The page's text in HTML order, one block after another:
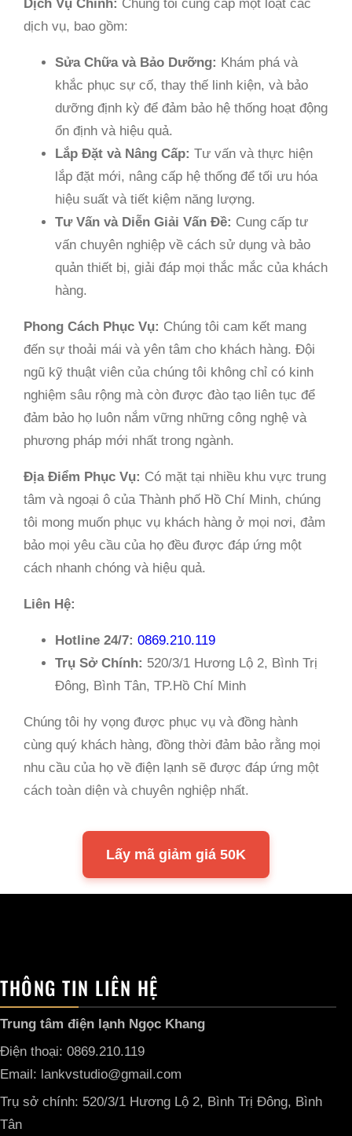
Dịch Vụ Chính: Chúng tôi cung cấp một loạt các
dịch vụ, bao gồm:
Sửa Chữa và Bảo Dưỡng: Khám phá và
khắc phục sự cố, thay thế linh kiện, và bảo
dưỡng định kỳ để đảm bảo hệ thống hoạt động
ổn định và hiệu quả.
Lắp Đặt và Nâng Cấp: Tư vấn và thực hiện
lắp đặt mới, nâng cấp hệ thống để tối ưu hóa
hiệu suất và tiết kiệm năng lượng.
Tư Vấn và Diễn Giải Vấn Đề: Cung cấp tư
vấn chuyên nghiệp về cách sử dụng và bảo
quản thiết bị, giải đáp mọi thắc mắc của khách
hàng.
Phong Cách Phục Vụ: Chúng tôi cam kết mang
đến sự thoải mái và yên tâm cho khách hàng. Đội
ngũ kỹ thuật viên của chúng tôi không chỉ có kinh
nghiệm sâu rộng mà còn được đào tạo liên tục để
đảm bảo họ luôn nắm vững những công nghệ và
phương pháp mới nhất trong ngành.
Địa Điểm Phục Vụ: Có mặt tại nhiều khu vực trung
tâm và ngoại ô của Thành phố Hồ Chí Minh, chúng
tôi mong muốn phục vụ khách hàng ở mọi nơi, đảm
bảo mọi yêu cầu của họ đều được đáp ứng một
cách nhanh chóng và hiệu quả.
Liên Hệ:
Hotline 24/7: 0869.210.119
Trụ Sở Chính: 520/3/1 Hương Lộ 2, Bình Trị
Đông, Bình Tân, TP.Hồ Chí Minh
Chúng tôi hy vọng được phục vụ và đồng hành
cùng quý khách hàng, đồng thời đảm bảo rằng mọi
nhu cầu của họ về điện lạnh sẽ được đáp ứng một
cách toàn diện và chuyên nghiệp nhất.
Lấy mã giảm giá 50K
THÔNG TIN LIÊN HỆ
Trung tâm điện lạnh Ngọc Khang
Điện thoại: 0869.210.119
Email: lankvstudio@gmail.com
Trụ sở chính: 520/3/1 Hương Lộ 2, Bình Trị Đông, Bình
Tân